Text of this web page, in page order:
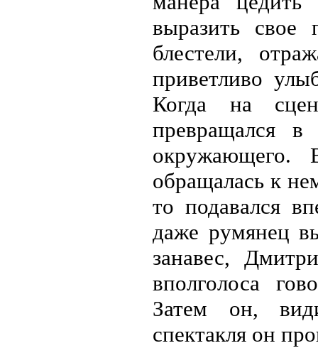
выразить свое
блестели,
приветливо
Когда на
превращался
окружающего.
обращалась к
то подавался
даже румянец
занавес,
вполголоса
Затем он,
спектакля он